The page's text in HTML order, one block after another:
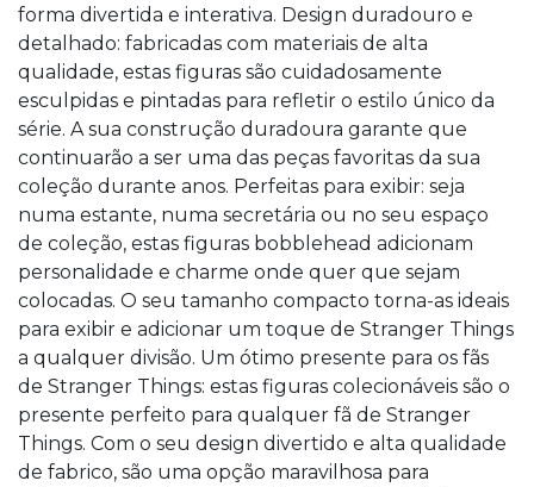
forma divertida e interativa. Design duradouro e
detalhado: fabricadas com materiais de alta
qualidade, estas figuras são cuidadosamente
esculpidas e pintadas para refletir o estilo único da
série. A sua construção duradoura garante que
continuarão a ser uma das peças favoritas da sua
coleção durante anos. Perfeitas para exibir: seja
numa estante, numa secretária ou no seu espaço
de coleção, estas figuras bobblehead adicionam
personalidade e charme onde quer que sejam
colocadas. O seu tamanho compacto torna-as ideais
para exibir e adicionar um toque de Stranger Things
a qualquer divisão. Um ótimo presente para os fãs
de Stranger Things: estas figuras colecionáveis são o
presente perfeito para qualquer fã de Stranger
Things. Com o seu design divertido e alta qualidade
de fabrico, são uma opção maravilhosa para